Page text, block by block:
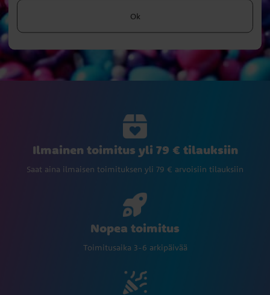
Ok
Ilmainen toimitus yli 79 € tilauksiin
Saat aina ilmaisen toimituksen yli 79 € arvoisiin tilauksiin
Nopea toimitus
Toimitusaika 3-6 arkipäivää